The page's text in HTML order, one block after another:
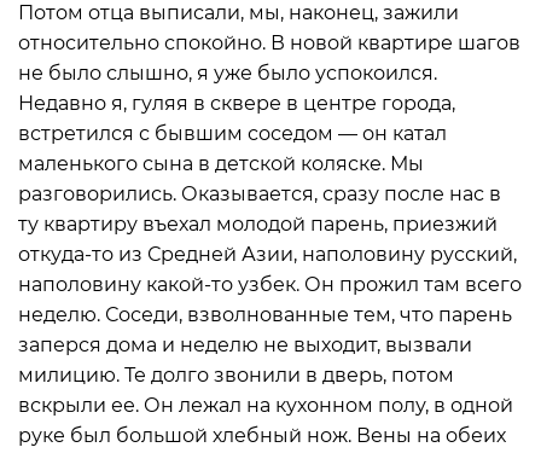
Потом отца выписали, мы, наконец, зажили
относительно спокойно. В новой квартире шагов
не было слышно, я уже было успокоился.
Недавно я, гуляя в сквере в центре города,
встретился с бывшим соседом — он катал
маленького сына в детской коляске. Мы
разговорились. Оказывается, сразу после нас в
ту квартиру въехал молодой парень, приезжий
откуда-то из Средней Азии, наполовину русский,
наполовину какой-то узбек. Он прожил там всего
неделю. Соседи, взволнованные тем, что парень
заперся дома и неделю не выходит, вызвали
милицию. Те долго звонили в дверь, потом
вскрыли ее. Он лежал на кухонном полу, в одной
руке был большой хлебный нож. Вены на обеих